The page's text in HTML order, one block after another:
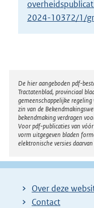
2024-10372/1/
Disclaimer
De hier aangeboden pdf-
Tractatenblad, provinciaal
gemeenschappelijke
zin van de
bekendmaking verdragen
Voor pdf-publicaties van
vorm uitgegeven bladen
elektronische versies
Over deze
Contact